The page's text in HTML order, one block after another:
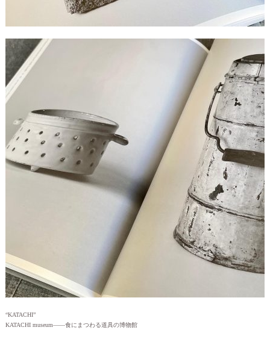
“KATACHI”
KATACHI museum——食にまつわる道具の博物館